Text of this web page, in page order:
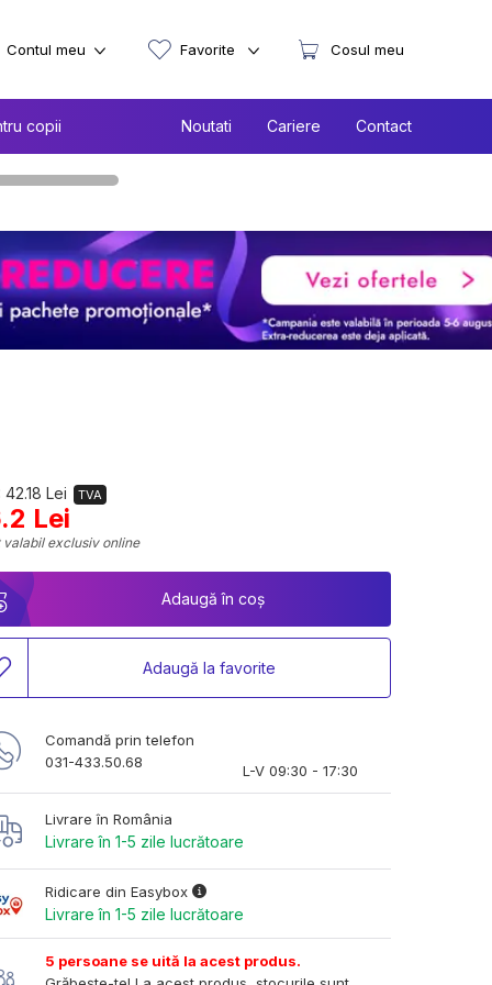
copii Noutati Cariere Contact
Contul meu Favorite Cosul meu
42.18 Lei TVA
Lei
valabil exclusiv online
Adaugă în coș
Adaugă la favorite
Comandă prin telefon
031-433.50.68
L-V 09:30 - 17:30
Livrare în România
Livrare în 1-5 zile lucrătoare
Ridicare din Easybox
Livrare în 1-5 zile lucrătoare
5 persoane se uită la acest produs.